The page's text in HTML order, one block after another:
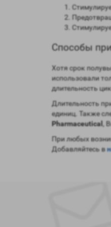
Способы
Хотя срок
использовали
длительность
Длительность
единиц. Также
Pharmaceutical,
При любых
Добавляйтесь в